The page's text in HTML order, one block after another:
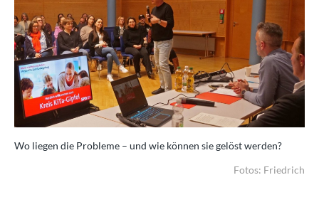
Wo liegen die Probleme – und wie können sie gelöst werden?
Fotos: Friedrich